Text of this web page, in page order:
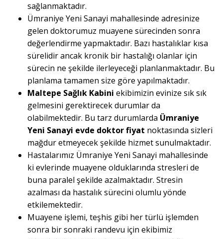
sağlanmaktadır.
Ümraniye Yeni Sanayi mahallesinde adresinize
gelen doktorumuz muayene sürecinden sonra
değerlendirme yapmaktadır. Bazı hastalıklar kısa
sürelidir ancak kronik bir hastalığı olanlar için
sürecin ne şekilde ilerleyeceği planlanmaktadır. Bu
planlama tamamen size göre yapılmaktadır.
Maltepe Sağlık Kabini ekibimizin evinize sık sık
gelmesini gerektirecek durumlar da
olabilmektedir. Bu tarz durumlarda Ümraniye
Yeni Sanayi evde doktor fiyat noktasında sizleri
mağdur etmeyecek şekilde hizmet sunulmaktadır.
Hastalarımız Ümraniye Yeni Sanayi mahallesinde
ki evlerinde muayene olduklarında stresleri de
buna paralel şekilde azalmaktadır. Stresin
azalması da hastalık sürecini olumlu yönde
etkilemektedir.
Muayene işlemi, teşhis gibi her türlü işlemden
sonra bir sonraki randevu için ekibimiz